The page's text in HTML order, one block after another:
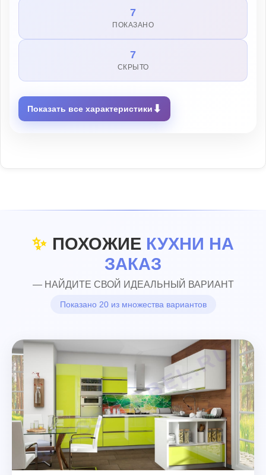
7
ПОКАЗАНО
7
СКРЫТО
Показать все характеристики ⬇
✨ ПОХОЖИЕ КУХНИ НА
ЗАКАЗ
— НАЙДИТЕ СВОЙ ИДЕАЛЬНЫЙ ВАРИАНТ
Показано 20 из множества вариантов